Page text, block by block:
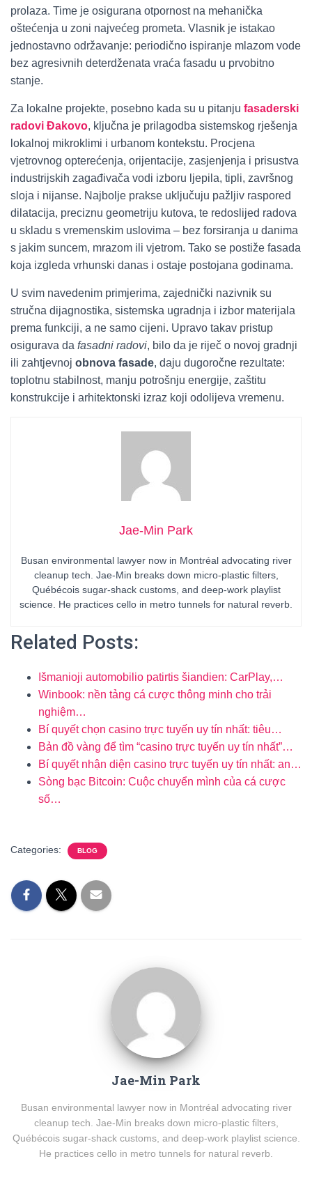
prolaza. Time je osigurana otpornost na mehanička
oštećenja u zoni najvećeg prometa. Vlasnik je istakao
jednostavno održavanje: periodično ispiranje mlazom vode
bez agresivnih deterdženata vraća fasadu u prvobitno
stanje.
Za lokalne projekte, posebno kada su u pitanju fasaderski
radovi Đakovo, ključna je prilagodba sistemskog rješenja
lokalnoj mikroklimi i urbanom kontekstu. Procjena
vjetrovnog opterećenja, orijentacije, zasjenjenja i prisustva
industrijskih zagađivača vodi izboru ljepila, tipli, završnog
sloja i nijanse. Najbolje prakse uključuju pažljiv raspored
dilatacija, preciznu geometriju kutova, te redoslijed radova
u skladu s vremenskim uslovima – bez forsiranja u danima
s jakim suncem, mrazom ili vjetrom. Tako se postiže fasada
koja izgleda vrhunski danas i ostaje postojana godinama.
U svim navedenim primjerima, zajednički nazivnik su
stručna dijagnostika, sistemska ugradnja i izbor materijala
prema funkciji, a ne samo cijeni. Upravo takav pristup
osigurava da fasadni radovi, bilo da je riječ o novoj gradnji
ili zahtjevnoj obnova fasade, daju dugoročne rezultate:
toplotnu stabilnost, manju potrošnju energije, zaštitu
konstrukcije i arhitektonski izraz koji odolijeva vremenu.
Jae-Min Park
Busan environmental lawyer now in Montréal advocating river
cleanup tech. Jae-Min breaks down micro-plastic filters,
Québécois sugar-shack customs, and deep-work playlist
science. He practices cello in metro tunnels for natural reverb.
Related Posts:
Išmanioji automobilio patirtis šiandien: CarPlay,…
Winbook: nền tảng cá cược thông minh cho trải
nghiệm…
Bí quyết chọn casino trực tuyến uy tín nhất: tiêu…
Bản đồ vàng để tìm “casino trực tuyến uy tín nhất”…
Bí quyết nhận diện casino trực tuyến uy tín nhất: an…
Sòng bạc Bitcoin: Cuộc chuyển mình của cá cược
số…
Categories: BLOG
Jae-Min Park
Busan environmental lawyer now in Montréal advocating river
cleanup tech. Jae-Min breaks down micro-plastic filters,
Québécois sugar-shack customs, and deep-work playlist science.
He practices cello in metro tunnels for natural reverb.